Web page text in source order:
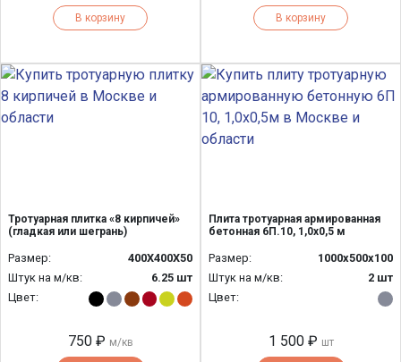
В корзину В корзину
Тротуарная плитка «8 кирпичей»
(гладкая или шегрань)
Размер:
400Х400Х50
Штук на м/кв:
6.25 шт
Цвет:
750 ₽ м/кв
Плита тротуарная армированная
бетонная 6П.10, 1,0х0,5 м
Размер:
1000х500х100
Штук на м/кв:
2 шт
Цвет:
1 500 ₽ шт